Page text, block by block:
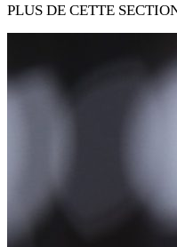
PLUS DE CETTE